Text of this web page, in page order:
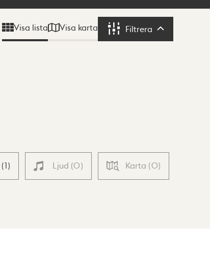
Visa lista Visa karta Filtrera Filtrera
(1) Ljud (0) Karta (0)